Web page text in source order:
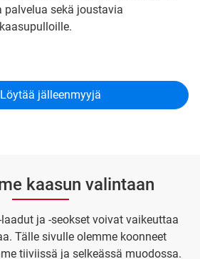
sekä joustavia
Löytää jälleenmyyjä
kaasun valintaan
ja -seokset voivat vaikeuttaa
Tälle sivulle olemme koonneet
tiiviissä ja selkeässä muodossa.